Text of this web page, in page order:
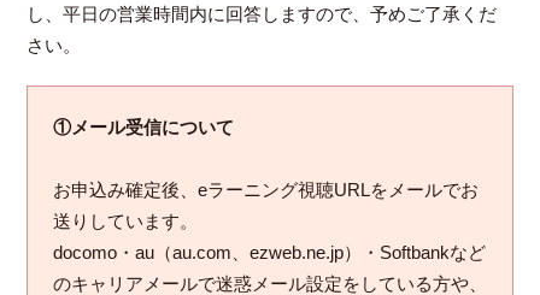
し、平日の営業時間内に回答しますので、予めご了承くだ
さい。
①メール受信について
お申込み確定後、eラーニング視聴URLをメールでお
送りしています。
docomo・au（au.com、ezweb.ne.jp）・Softbankなど
のキャリアメールで迷惑メール設定をしている方や、